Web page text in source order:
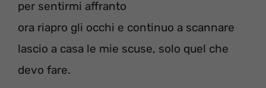
per sentirmi affranto
ora riapro gli occhi e continuo a scannare
lascio a casa le mie scuse, solo quel che
devo fare.